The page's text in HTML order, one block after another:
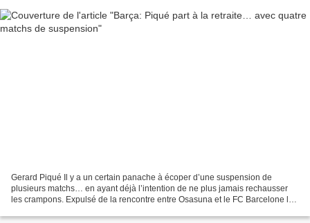
Gerard Piqué Il y a un certain panache à écoper d’une suspension de
plusieurs matchs… en ayant déjà l’intention de ne plus jamais rechausser
les crampons. Expulsé de la rencontre entre Osasuna et le FC Barcelone le